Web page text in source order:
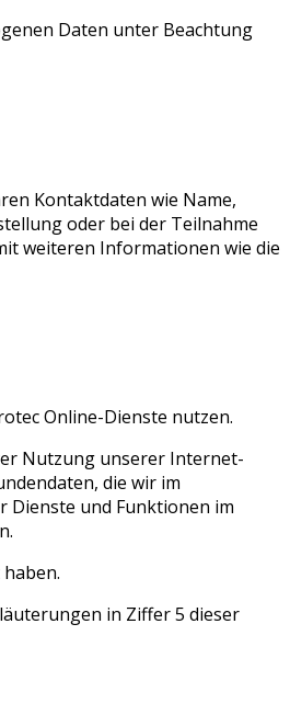
Daten unter Beachtung
Kontaktdaten wie Name,
oder bei der Teilnahme
weiteren Informationen wie die
Online-Dienste nutzen.
Nutzung unserer Internet-
die wir im
und Funktionen im
in Ziffer 5 dieser